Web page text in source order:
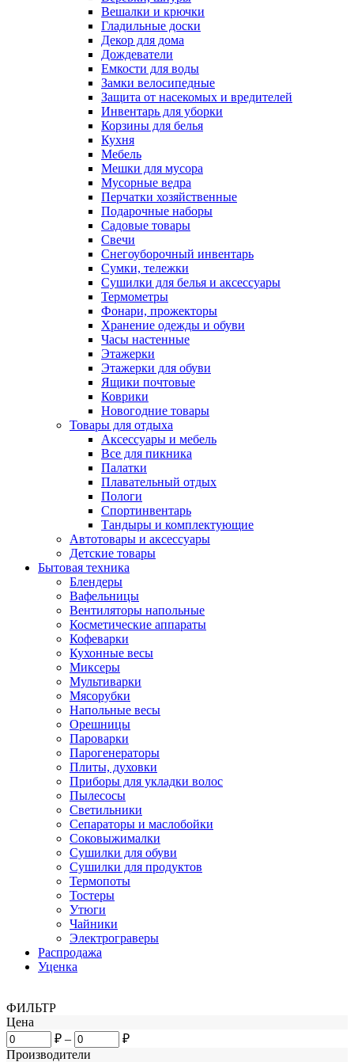
Вешалки и крючки
Гладильные доски
Декор для дома
Дождеватели
Емкости для воды
Замки велосипедные
Защита от насекомых и вредителей
Инвентарь для уборки
Корзины для белья
Кухня
Мебель
Мешки для мусора
Мусорные ведра
Перчатки хозяйственные
Подарочные наборы
Садовые товары
Свечи
Снегоуборочный инвентарь
Сумки, тележки
Сушилки для белья и аксессуары
Термометры
Фонари, прожекторы
Хранение одежды и обуви
Часы настенные
Этажерки
Этажерки для обуви
Ящики почтовые
Коврики
Новогодние товары
Товары для отдыха
Аксессуары и мебель
Все для пикника
Палатки
Плавательный отдых
Пологи
Спортинвентарь
Тандыры и комплектующие
Автотовары и аксессуары
Детские товары
Бытовая техника
Блендеры
Вафельницы
Вентиляторы напольные
Косметические аппараты
Кофеварки
Кухонные весы
Миксеры
Мультиварки
Мясорубки
Напольные весы
Орешницы
Пароварки
Парогенераторы
Плиты, духовки
Приборы для укладки волос
Пылесосы
Светильники
Сепараторы и маслобойки
Соковыжималки
Сушилки для обуви
Сушилки для продуктов
Термопоты
Тостеры
Утюги
Чайники
Электрограверы
Распродажа
Уценка
ФИЛЬТР
Цена
₽ –
₽
Производители